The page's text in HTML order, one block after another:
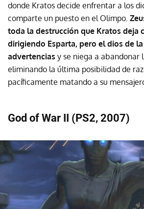
donde Kratos decide enfrentar a los
comparte un puesto en el Olimpo.
toda la destrucción que Kratos deja
dirigiendo Esparta, pero el dios de
advertencias y se niega a abandonar
eliminando la última posibilidad de
pacíficamente matando a su
God of War II (PS2, 2007)